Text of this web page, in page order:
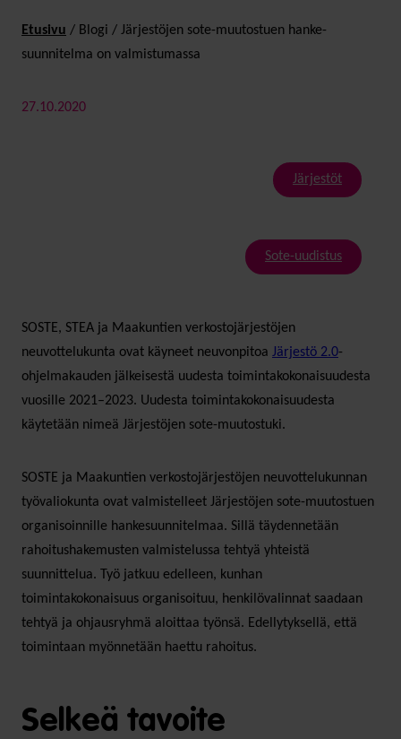
Etusivu / Blogi / Järjestöjen sote-muutostuen hanke­
suunnitelma on valmistumassa
27.10.2020
Järjestöt
Sote-uudistus
SOSTE, STEA ja Maakuntien verkostojärjestöjen
neuvottelukunta ovat käyneet neuvonpitoa Järjestö 2.0-
ohjelmakauden jälkeisestä uudesta toimintakokonaisuudesta
vuosille 2021–2023. Uudesta toimintakokonaisuudesta
käytetään nimeä Järjestöjen sote-muutostuki.
SOSTE ja Maakuntien verkostojärjestöjen neuvottelukunnan
työvaliokunta ovat valmistelleet Järjestöjen sote-muutostuen
organisoinnille hankesuunnitelmaa. Sillä täydennetään
rahoitushakemusten valmistelussa tehtyä yhteistä
suunnittelua. Työ jatkuu edelleen, kunhan
toimintakokonaisuus organisoituu, henkilövalinnat saadaan
tehtyä ja ohjausryhmä aloittaa työnsä. Edellytyksellä, että
toimintaan myönnetään haettu rahoitus.
Selkeä tavoite